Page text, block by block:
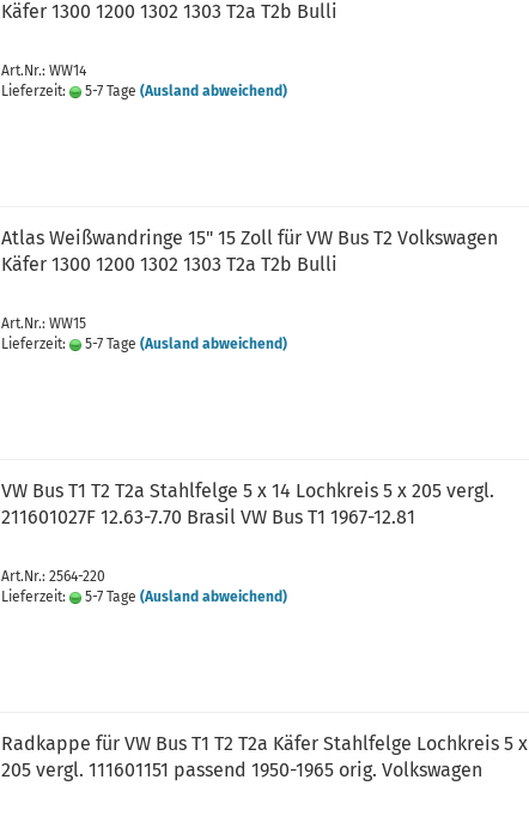
Käfer 1300 1200 1302 1303 T2a T2b Bulli
Art.Nr.: WW14
Lieferzeit:
5-7 Tage (Ausland abweichend)
Atlas Weißwandringe 15" 15 Zoll für VW Bus T2 Volkswagen
Käfer 1300 1200 1302 1303 T2a T2b Bulli
Art.Nr.: WW15
Lieferzeit:
5-7 Tage (Ausland abweichend)
VW Bus T1 T2 T2a Stahlfelge 5 x 14 Lochkreis 5 x 205 vergl.
211601027F 12.63-7.70 Brasil VW Bus T1 1967-12.81
Art.Nr.: 2564-220
Lieferzeit:
5-7 Tage (Ausland abweichend)
Radkappe für VW Bus T1 T2 T2a Käfer Stahlfelge Lochkreis 5 x
205 vergl. 111601151 passend 1950-1965 orig. Volkswagen